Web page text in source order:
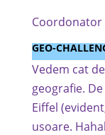
Coordonator
GEO-
Vedem cat
geografie.
Eiffel
usoare.